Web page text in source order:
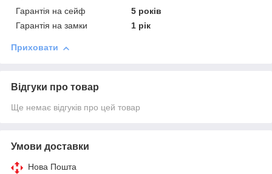
Гарантія на сейф
5 років
Гарантія на замки
1 рік
Приховати
Відгуки про товар
Ще немає відгуків про цей товар
Умови доставки
Нова Пошта